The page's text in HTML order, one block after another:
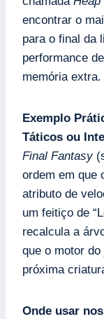
encontrar o
para o final da
performance
memória extra.
Exemplo
Táticos ou
Final Fantasy
ordem em que
atributo de
um feitiço de
recalcula a
que o motor
próxima
Onde usar